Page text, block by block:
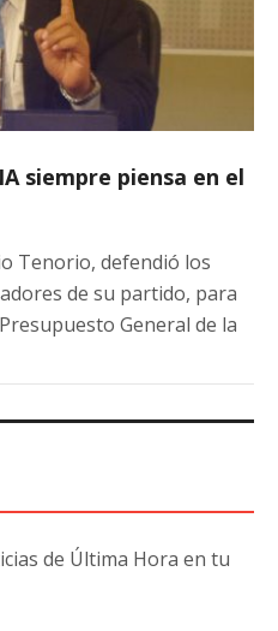
siempre piensa en el
Tenorio, defendió los
de su partido, para
General de la
de Última Hora en tu